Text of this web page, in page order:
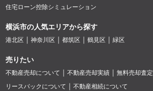
住宅ローン控除シミュレーション
横浜市の人気エリアから探す
港北区 神奈川区 都筑区 鶴見区 緑区
売りたい
不動産売却について 不動産売却実績
無料売却査定
リースバックについて
不動産相続について